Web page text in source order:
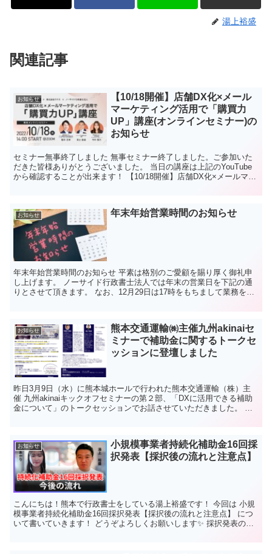
湯上裕盛
関連記事
お知らせ
【10/18開催】店舗DX化×メール
マーケティング活用で「購買力
UP」講座(オンラインセミナー)の
お知らせ
セミナー無事終了しました 無事セミナー終了しました。ご参加いた
だきた皆様ありがとうございました。 当日の講座は上記のYouTube
から確認することが出来ます！ 【10/18開催】店舗DX化×メールマー
お知らせ 年末年始営業時間のお知らせ
年末年始営業時間のお知らせ 平素は格別のご愛顧を賜り厚く御礼申
し上げます。 ノーサイド行政書士法人では年末の営業日を下記の通
りとさせて頂きます。 なお、12月29日は17時をもちまして業務を終
お知らせ
熊本交通運輸㈱主催九州akinaiセ
ミナーで補助金に関するトークセ
ッションに登壇しました
昨日3月9日（水）に熊本城ホールで行われた熊本交通運輸（株）主
催 九州akinaiキックオフセミナーの第２部、「DXに活用できる補助
金について」のトークセッションでお話させていただきました。 事
お知らせ
小規模事業者持続化補助金16回採
択発表【採択後の流れと注意点】
こんにちは！熊本で行政書士をしている湯上裕盛です！ 今回は 小規
模事業者持続化補助金16回採択発表【採択後の流れと注意点】 につ
いて書いていきます！ どうぞよろしくお願いします✨ 採択発表の概